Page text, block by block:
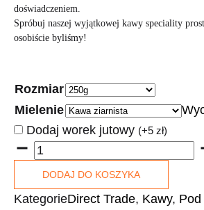
doświadczeniem.
Spróbuj naszej wyjątkowej kawy speciality
osobiście byliśmy!
Rozmiar
Mielenie
Dodaj worek jutowy (+5 zł)
DODAJ DO KOSZYKA
KategorieDirect Trade, Kawy,